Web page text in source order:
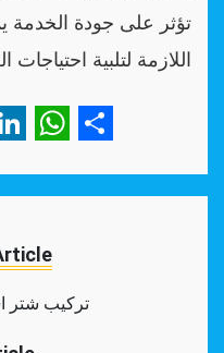
تؤثر على جودة الخدمة
اللازمة لتلبية احتياجات
تركيب شتر